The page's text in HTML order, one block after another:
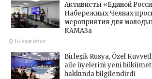
Активисты «Единой
Набережных Челнах
мероприятия для
КАМАЗа
16 saat önce
Birleşik Rusya, Özel
aile üyelerini yeni
hakkında bilgilendirdi